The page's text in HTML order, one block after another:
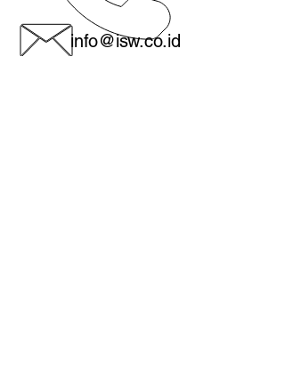
info@isw.co.id